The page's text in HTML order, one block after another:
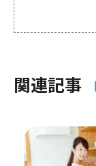
関連記事